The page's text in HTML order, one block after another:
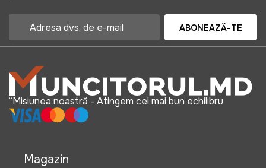
ABONEAZĂ-TE
“Misiunea noastră - Atingem cel mai bun echilibru
Magazin